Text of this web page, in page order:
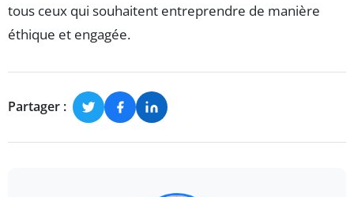
tous ceux qui souhaitent entreprendre de manière
éthique et engagée.
Partager :